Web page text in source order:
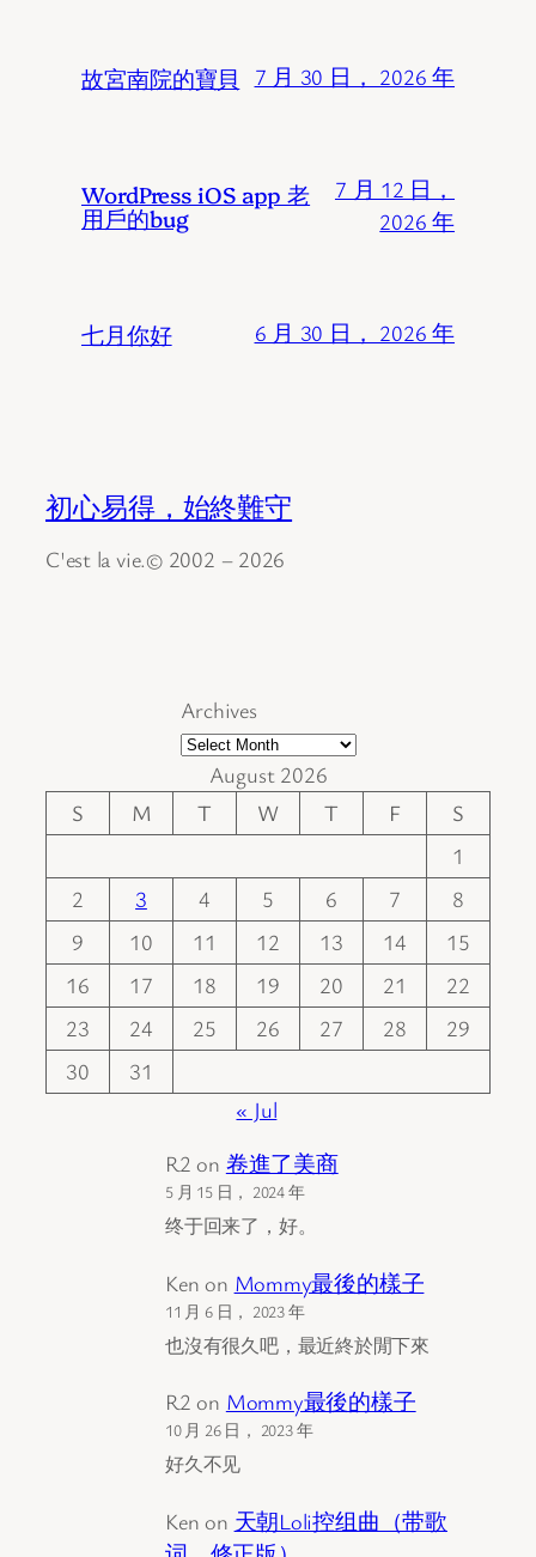
故宮南院的寶貝 7 月 30 日， 2026 年
WordPress iOS app 老
用戶的bug
7 月 12 日，
2026 年
七月你好 6 月 30 日， 2026 年
初心易得，始終難守
C'est la vie.© 2002 – 2026
Archives
August 2026
S
M T W T F
S
1
2
3 4 5 6 7
8
9
10 11 12 13 14
15
16
17 18 19 20 21
22
23
24 25 26 27 28
29
30
31
« Jul
R2 on 卷進了美商
5 月 15 日， 2024 年
终于回来了，好。
Ken on Mommy最後的樣子
11 月 6 日， 2023 年
也沒有很久吧，最近終於閒下來
R2 on Mommy最後的樣子
10 月 26 日， 2023 年
好久不见
Ken on 天朝Loli控组曲（带歌